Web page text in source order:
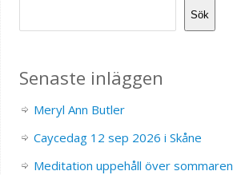
Sök
Senaste inläggen
Meryl Ann Butler
Caycedag 12 sep 2026 i Skåne
Meditation uppehåll över sommaren